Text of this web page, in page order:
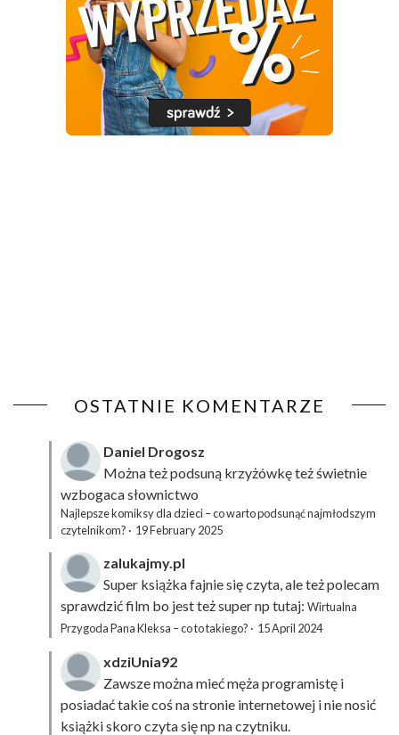
OSTATNIE KOMENTARZE
Daniel Drogosz
Można też podsuną krzyżówkęteż świetnie
wzbogaca słownictwo
Najlepsze komiksy dla dzieci – co warto podsunąć najmłodszym
czytelnikom? · 19 February 2025
zalukajmy.pl
Super książka fajnie się czyta, ale też polecam
sprawdzić film bo jest też super np tutaj: Wirtualna
Przygoda Pana Kleksa – co to takiego? · 15 April 2024
xdziUnia92
Zawsze można mieć męża programistę i
posiadać takie coś na stronie internetowej i nie nosić
książki skoro czyta się np na czytniku.